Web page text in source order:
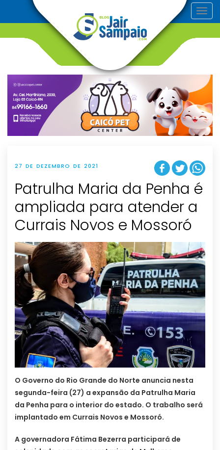
T
o
v
g
t
i
o
n
27 DE DEZEMBRO DE 2021
Patrulha Maria da Penha é
ampliada para atender a
Currais Novos e Mossoró
O Governo do Rio Grande do Norte anuncia nesta
segunda-feira (27) a expansão da Patrulha Maria
da Penha para o interior do estado. O trabalho será
implantado em Currais Novos e Mossoró.
A governadora Fátima Bezerra participará de